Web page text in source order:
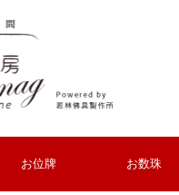
お位牌 お数珠